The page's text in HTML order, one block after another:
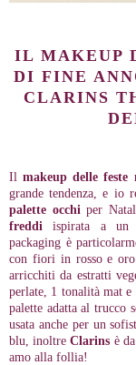
IL MAKEUP
DI FINE
CLARINS
Ilmakeup delle
grande tendenza, e io
palette occhi per
freddiispirata a un
packaging è
con fiori in rosso e
arricchiti da estratti
perlate, 1 tonalità mat
palette adatta al trucco
usata anche per un
blu, inoltreClarins è
amo alla follia!